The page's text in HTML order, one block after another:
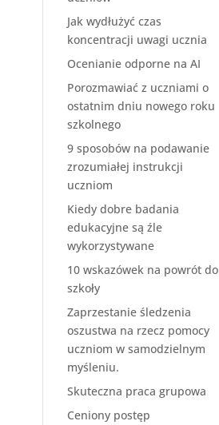
Jak wydłużyć czas
koncentracji uwagi ucznia
Ocenianie odporne na AI
Porozmawiać z uczniami o
ostatnim dniu nowego roku
szkolnego
9 sposobów na podawanie
zrozumiałej instrukcji
uczniom
Kiedy dobre badania
edukacyjne są źle
wykorzystywane
10 wskazówek na powrót do
szkoły
Zaprzestanie śledzenia
oszustwa na rzecz pomocy
uczniom w samodzielnym
myśleniu.
Skuteczna praca grupowa
Ceniony postęp